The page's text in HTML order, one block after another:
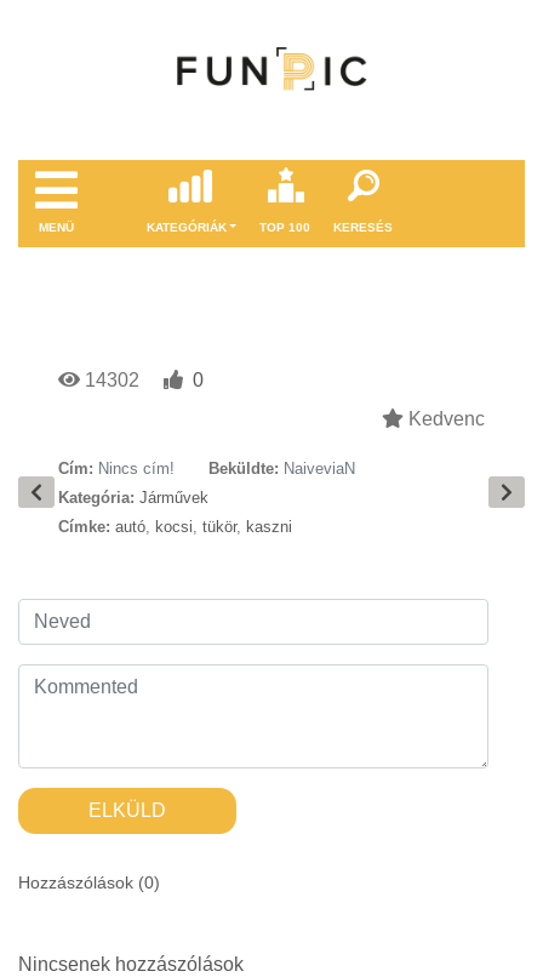
MENÜ KATEGÓRIÁK TOP 100 KERESÉS
14302
0
Kedvenc
Cím: Nincs cím! Beküldte: NaiveviaN
Kategória: Járművek
Címke: autó, kocsi, tükör, kaszni
ELKÜLD
Hozzászólások (0)
Nincsenek hozzászólások